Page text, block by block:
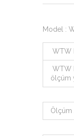
Model :
WTW
WTW
ölçüm
Ölçüm